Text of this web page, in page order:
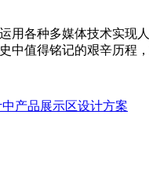
运用各种多媒体技术实现
中值得铭记的艰辛历程
产品展示区设计方案